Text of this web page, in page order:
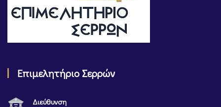
Επιμελητήριο Σερρών
Διεύθυνση